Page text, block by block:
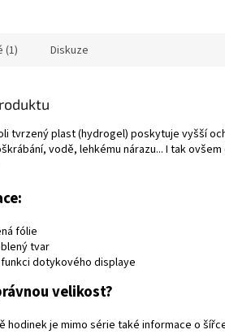
(1) Diskuze
tvrzený plast (hydrogel) poskytuje vyšší
vodě, lehkému nárazu... I tak
fólie
tvar
dotykového displaye
velikost?
hodinek je mimo série také informace o